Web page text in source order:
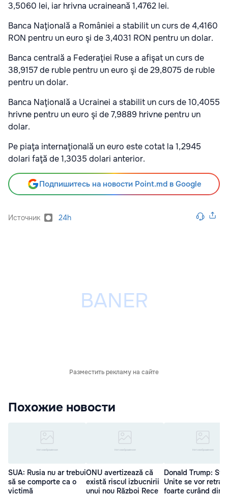
3,5060 lei, iar hrivna ucraineană 1,4762 lei.
Banca Naţională a României a stabilit un curs de 4,4160
RON pentru un euro şi de 3,4031 RON pentru un dolar.
Banca centrală a Federaţiei Ruse a afişat un curs de
38,9157 de ruble pentru un euro şi de 29,8075 de ruble
pentru un dolar.
Banca Naţională a Ucrainei a stabilit un curs de 10,4055
hrivne pentru un euro şi de 7,9889 hrivne pentru un
dolar.
Pe piaţa internaţională un euro este cotat la 1,2945
dolari faţă de 1,3035 dolari anterior.
Подпишитесь на новости Point.md в Google
Источник 24h
Разместить рекламу на сайте
Похожие новости
SUA: Rusia nu ar trebui
să se comporte ca o
victimă
ONU avertizează că
există riscul izbucnirii
unui nou Război Rece
Donald Trump:
Unite se vor
foarte curând din